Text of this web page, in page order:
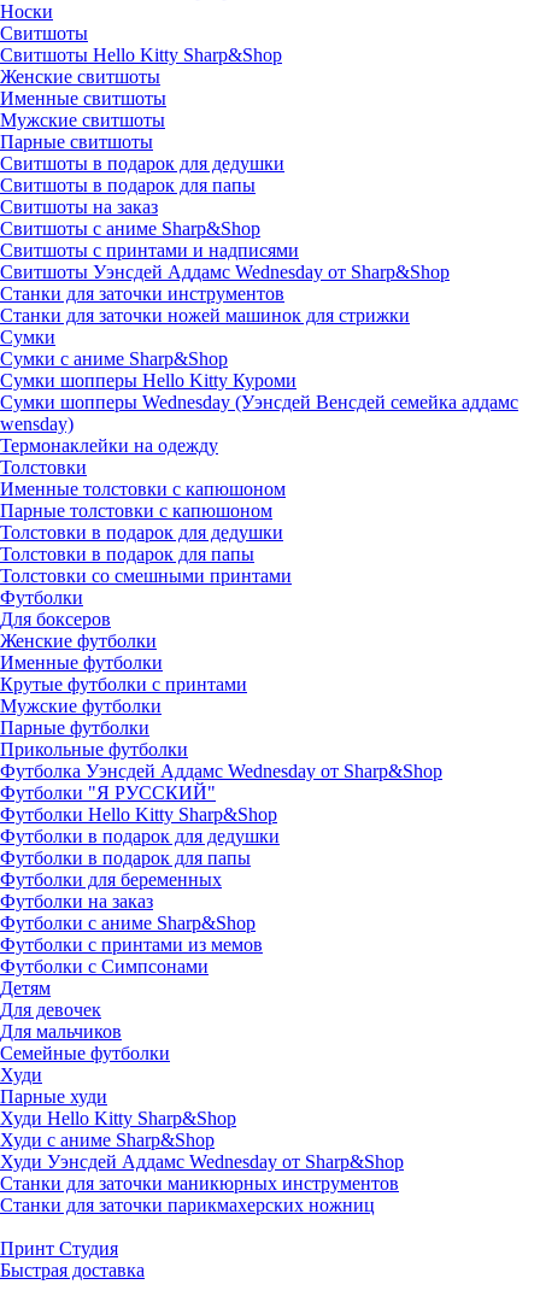
Носки
Свитшоты
Cвитшоты Hello Kitty Sharp&Shop
Женские свитшоты
Именные свитшоты
Мужские свитшоты
Парные свитшоты
Свитшоты в подарок для дедушки
Свитшоты в подарок для папы
Свитшоты на заказ
Свитшоты с аниме Sharp&Shop
Свитшоты с принтами и надписями
Свитшоты Уэнсдей Аддамс Wednesday от Sharp&Shop
Станки для заточки инструментов
Станки для заточки ножей машинок для стрижки
Сумки
Сумки с аниме Sharp&Shop
Сумки шопперы Hello Kitty Куроми
Сумки шопперы Wednesday (Уэнсдей Венсдей семейка аддамс
wensday)
Термонаклейки на одежду
Толстовки
Именные толстовки с капюшоном
Парные толстовки с капюшоном
Толстовки в подарок для дедушки
Толстовки в подарок для папы
Толстовки со смешными принтами
Футболки
Для боксеров
Женские футболки
Именные футболки
Крутые футболки с принтами
Мужские футболки
Парные футболки
Прикольные футболки
Футболка Уэнсдей Аддамс Wednesday от Sharp&Shop
Футболки "Я РУССКИЙ"
Футболки Hello Kitty Sharp&Shop
Футболки в подарок для дедушки
Футболки в подарок для папы
Футболки для беременных
Футболки на заказ
Футболки с аниме Sharp&Shop
Футболки с принтами из мемов
Футболки с Симпсонами
Детям
Для девочек
Для мальчиков
Семейные футболки
Худи
Парные худи
Худи Hello Kitty Sharp&Shop
Худи с аниме Sharp&Shop
Худи Уэнсдей Аддамс Wednesday от Sharp&Shop
Станки для заточки маникюрных инструментов
Станки для заточки парикмахерских ножниц
Принт Студия
Быстрая доставка